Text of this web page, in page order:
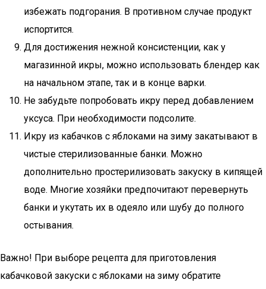
избежать подгорания. В противном случае продукт
испортится.
Для достижения нежной консистенции, как у
магазинной икры, можно использовать блендер как
на начальном этапе, так и в конце варки.
Не забудьте попробовать икру перед добавлением
уксуса. При необходимости подсолите.
Икру из кабачков с яблоками на зиму закатывают в
чистые стерилизованные банки. Можно
дополнительно простерилизовать закуску в кипящей
воде. Многие хозяйки предпочитают перевернуть
банки и укутать их в одеяло или шубу до полного
остывания.
Важно! При выборе рецепта для приготовления
кабачковой закуски с яблоками на зиму обратите